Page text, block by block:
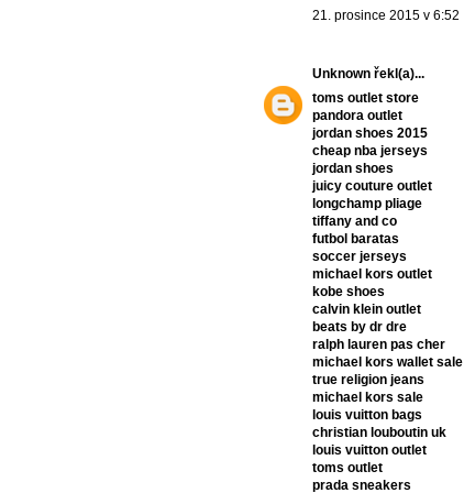
21. prosince 2015 v 6:52
Unknown řekl(a)...
toms outlet store
pandora outlet
jordan shoes 2015
cheap nba jerseys
jordan shoes
juicy couture outlet
longchamp pliage
tiffany and co
futbol baratas
soccer jerseys
michael kors outlet
kobe shoes
calvin klein outlet
beats by dr dre
ralph lauren pas cher
michael kors wallet sale
true religion jeans
michael kors sale
louis vuitton bags
christian louboutin uk
louis vuitton outlet
toms outlet
prada sneakers